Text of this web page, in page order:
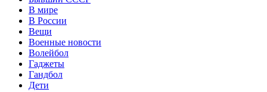
В мире
В России
Вещи
Военные новости
Волейбол
Гаджеты
Гандбол
Дети